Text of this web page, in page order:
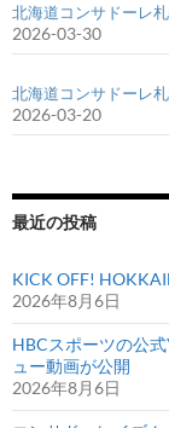
北海道コンサドーレ
2026-03-30
北海道コンサドーレ
2026-03-20
最近の投稿
KICK OFF!
2026年8月6日
HBCスポーツの公
ュー動画が公開
2026年8月6日